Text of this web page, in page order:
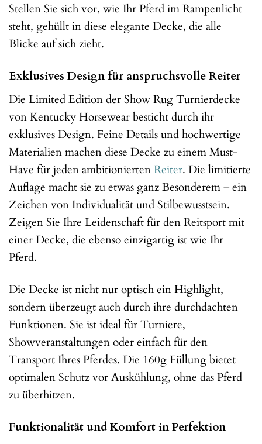
Stellen Sie sich vor, wie Ihr Pferd im Rampenlicht
steht, gehüllt in diese elegante Decke, die alle
Blicke auf sich zieht.
Exklusives Design für anspruchsvolle Reiter
Die Limited Edition der Show Rug Turnierdecke
von Kentucky Horsewear besticht durch ihr
exklusives Design. Feine Details und hochwertige
Materialien machen diese Decke zu einem Must-
Have für jeden ambitioniertenReiter. Die limitierte
Auflage macht sie zu etwas ganz Besonderem – ein
Zeichen von Individualität und Stilbewusstsein.
Zeigen Sie Ihre Leidenschaft für den Reitsport mit
einer Decke, die ebenso einzigartig ist wie Ihr
Pferd.
Die Decke ist nicht nur optisch ein Highlight,
sondern überzeugt auch durch ihre durchdachten
Funktionen. Sie ist ideal für Turniere,
Showveranstaltungen oder einfach für den
Transport Ihres Pferdes. Die 160g Füllung bietet
optimalen Schutz vor Auskühlung, ohne das Pferd
zu überhitzen.
Funktionalität und Komfort in Perfektion